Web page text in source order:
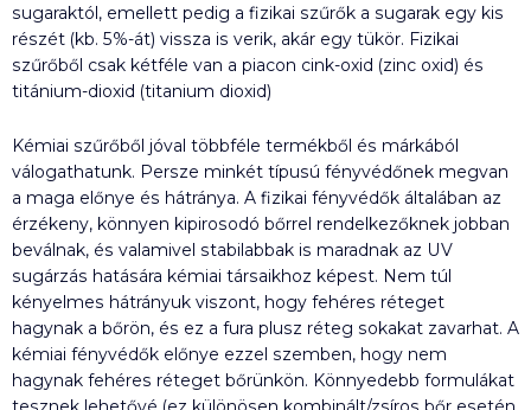
sugaraktól, emellett pedig a fizikai szűrők a sugarak egy kis
részét (kb. 5%-át) vissza is verik, akár egy tükör. Fizikai
szűrőből csak kétféle van a piacon cink-oxid (zinc oxid) és
titánium-dioxid (titanium dioxid)
Kémiai szűrőből jóval többféle termékből és márkából
válogathatunk. Persze minkét típusú fényvédőnek megvan
a maga előnye és hátránya. A fizikai fényvédők általában az
érzékeny, könnyen kipirosodó bőrrel rendelkezőknek jobban
beválnak, és valamivel stabilabbak is maradnak az UV
sugárzás hatására kémiai társaikhoz képest. Nem túl
kényelmes hátrányuk viszont, hogy fehéres réteget
hagynak a bőrön, és ez a fura plusz réteg sokakat zavarhat. A
kémiai fényvédők előnye ezzel szemben, hogy nem
hagynak fehéres réteget bőrünkön. Könnyedebb formulákat